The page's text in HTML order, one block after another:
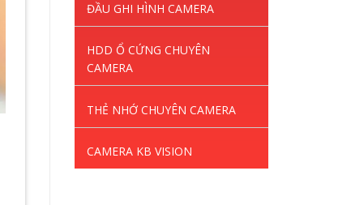
ĐẦU GHI HÌNH CAMERA
HDD Ổ CỨNG CHUYÊN
CAMERA
THẺ NHỚ CHUYÊN CAMERA
CAMERA KB VISION